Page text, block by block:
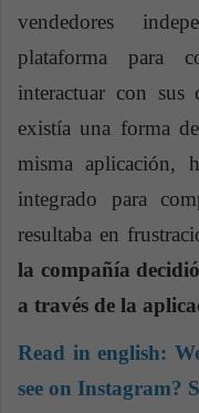
vendedores
plataforma para
interactuar con sus
existía una forma
misma aplicación,
integrado para
resultaba en
la compañía
a través de la
Read in english:
see on Instagram?